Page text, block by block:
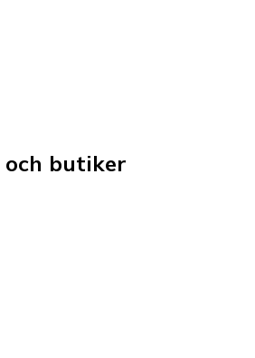
och butiker